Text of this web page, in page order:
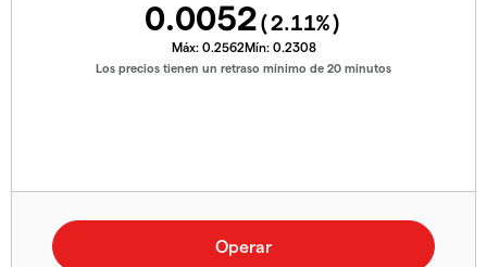
0.0052(2.11%)
Máx: 0.2562Mín: 0.2308
Los precios tienen un retraso mínimo de 20 minutos